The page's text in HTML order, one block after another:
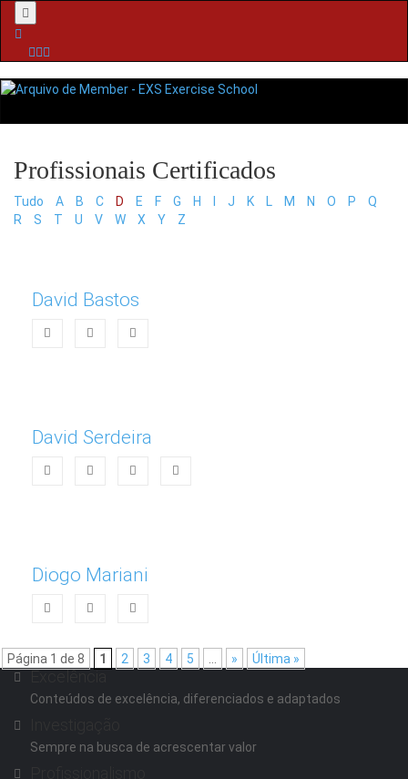
Menu
Tudo A B C D E F G H J K L M N O P
Q
R
S T U V W X Y Z
David Bastos
David Serdeira
Diogo Mariani
Página 1 de 8 1 2 3 4 5 » Última »
Conteúdos de excelência, diferenciados e adaptados
Sempre na busca de acrescentar valor